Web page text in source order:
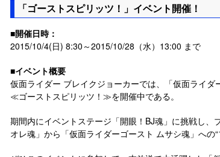
「ゴーストスピリッツ！」イベント開催！
■開催日時：
2015/10/4(日) 8:30～2015/10/28（水）13:00 まで
■イベント概要
仮面ライダー ブレイクジョーカーでは、「仮面ライ
≪ゴーストスピリッツ！≫を開催中である。
期間内にイベントステージ「開眼！BJ魂」に挑戦し、
オレ魂」から「仮面ライダーゴースト ムサシ魂」への“